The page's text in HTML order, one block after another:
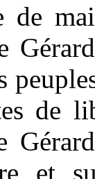
de
de
et